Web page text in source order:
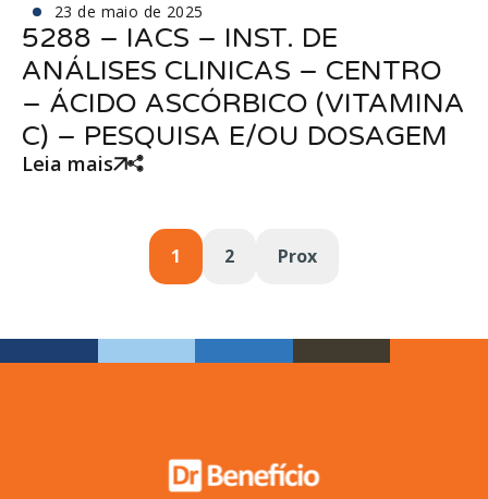
23 de maio de 2025
5288 – IACS – INST. DE
ANÁLISES CLINICAS – CENTRO
– ÁCIDO ASCÓRBICO (VITAMINA
C) – PESQUISA E/OU DOSAGEM
Leia mais
1 2 Prox